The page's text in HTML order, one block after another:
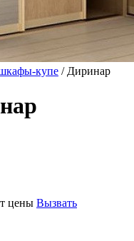
купе / Диринар
цены Вызвать